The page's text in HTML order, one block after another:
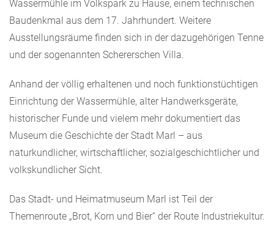
Wassermühle im Volkspark zu Hause, einem technischen
Baudenkmal aus dem 17. Jahrhundert. Weitere
Ausstellungsräume finden sich in der dazugehörigen Tenne
und der sogenannten Schererschen Villa.
Anhand der völlig erhaltenen und noch funktionstüchtigen
Einrichtung der Wassermühle, alter Handwerksgeräte,
historischer Funde und vielem mehr dokumentiert das
Museum die Geschichte der Stadt Marl – aus
naturkundlicher, wirtschaftlicher, sozialgeschichtlicher und
volkskundlicher Sicht.
Das Stadt- und Heimatmuseum Marl ist Teil der
Themenroute „Brot, Korn und Bier“ der Route Industriekultur.